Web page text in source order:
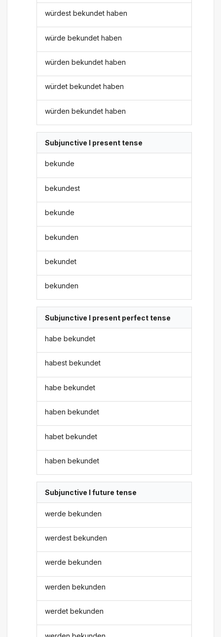
würdest bekundet haben
würde bekundet haben
würden bekundet haben
würdet bekundet haben
würden bekundet haben
Subjunctive I present tense
bekunde
bekundest
bekunde
bekunden
bekundet
bekunden
Subjunctive I present perfect tense
habe bekundet
habest bekundet
habe bekundet
haben bekundet
habet bekundet
haben bekundet
Subjunctive I future tense
werde bekunden
werdest bekunden
werde bekunden
werden bekunden
werdet bekunden